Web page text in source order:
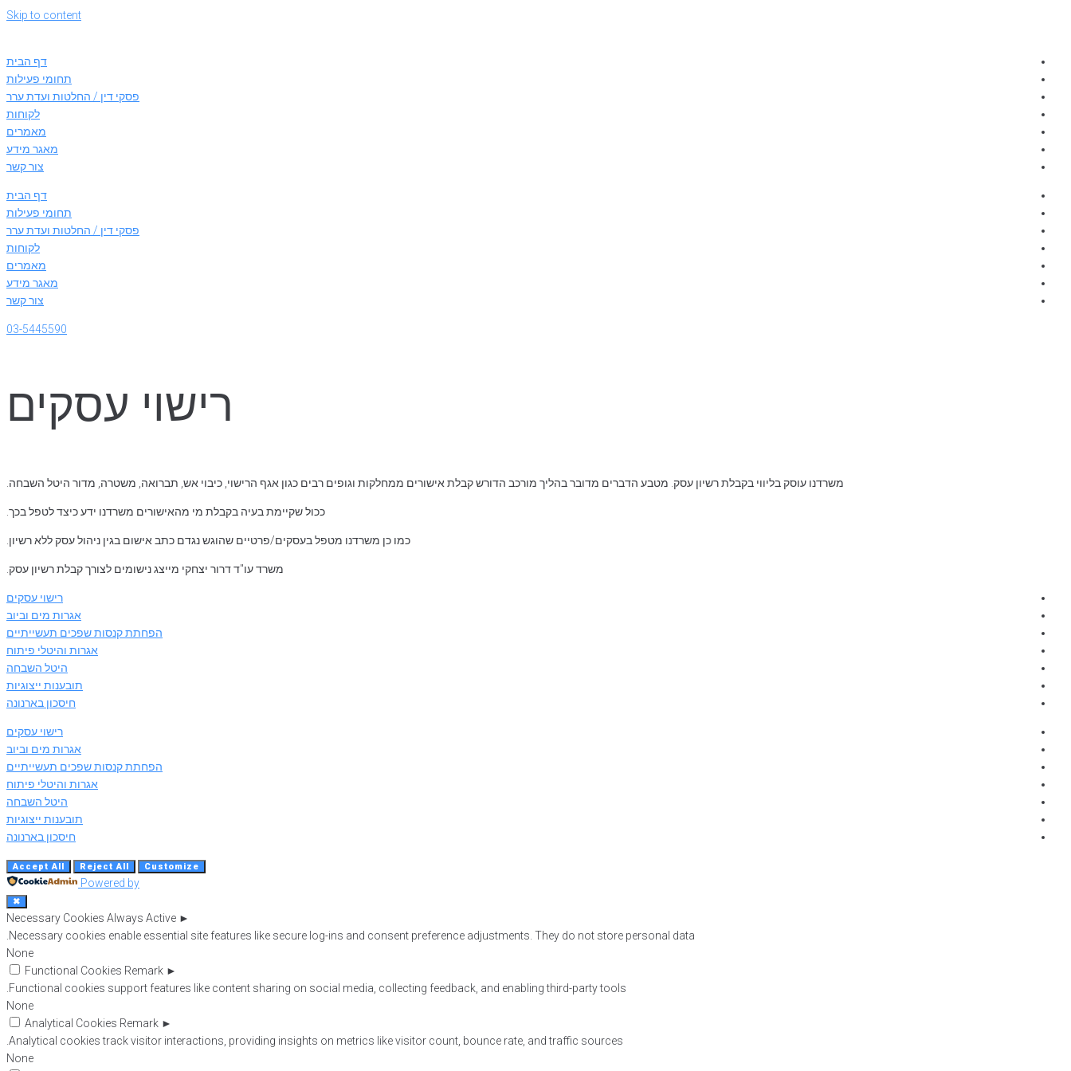
Skip to content
דף הבית
תחומי פעילות
פסקי דין / החלטות ועדת ערר
לקוחות
מאמרים
מאגר מידע
צור קשר
דף הבית
תחומי פעילות
פסקי דין / החלטות ועדת ערר
לקוחות
מאמרים
מאגר מידע
צור קשר
03-5445590
רישוי עסקים
משרדנו עוסק בליווי בקבלת רשיון עסק. מטבע הדברים מדובר בהליך מורכב הדורש קבלת אישורים ממחלקות וגופים רבים כגון אגף הרישוי, כיבוי אש, תברואה, משטרה, מדור היטל השבחה.
ככול שקיימת בעיה בקבלת מי מהאישורים משרדנו ידע כיצד לטפל בכך.
כמו כן משרדנו מטפל בעסקים/פרטיים שהוגש נגדם כתב אישום בגין ניהול עסק ללא רשיון.
משרד עו"ד דרור יצחקי מייצג נישומים לצורך קבלת רשיון עסק.
רישוי עסקים
אגרות מים וביוב
הפחתת קנסות שפכים תעשייתיים
אגרות והיטלי פיתוח
היטל השבחה
תובענות ייצוגיות
חיסכון בארנונה
רישוי עסקים
אגרות מים וביוב
הפחתת קנסות שפכים תעשייתיים
אגרות והיטלי פיתוח
היטל השבחה
תובענות ייצוגיות
חיסכון בארנונה
Customize
Reject All
Accept All
Powered by
✖
►
Necessary Cookies Always Active
Necessary cookies enable essential site features like secure log-ins and consent preference adjustments. They do not store personal data.
None
►
Functional Cookies Remark
Functional cookies support features like content sharing on social media, collecting feedback, and enabling third-party tools.
None
►
Analytical Cookies Remark
Analytical cookies track visitor interactions, providing insights on metrics like visitor count, bounce rate, and traffic sources.
None